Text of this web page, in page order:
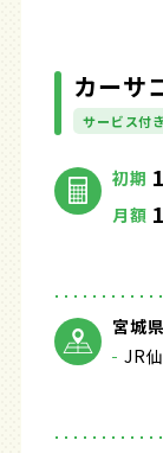
カーサ
サービス付
初期
月額
宮城
JR